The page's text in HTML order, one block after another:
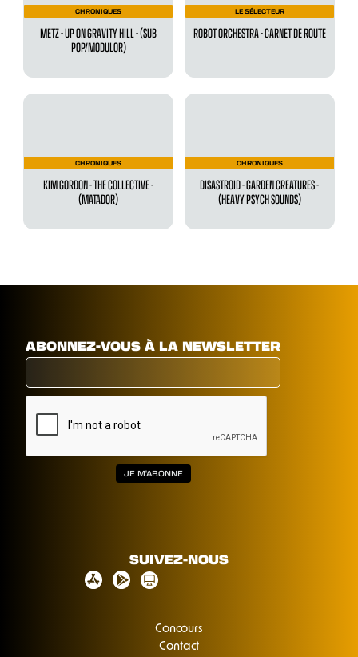
CHRONIQUES
METZ - UP ON GRAVITY HILL - (SUB
POP/MODULOR)
LE SÉLECTEUR
ROBOT ORCHESTRA - CARNET DE ROUTE
CHRONIQUES
KIM GORDON - THE COLLECTIVE -
(MATADOR)
CHRONIQUES
DISASTROID - GARDEN CREATURES -
(HEAVY PSYCH SOUNDS)
ABONNEZ-VOUS À LA NEWSLETTER
SUIVEZ-NOUS
Concours
Contact